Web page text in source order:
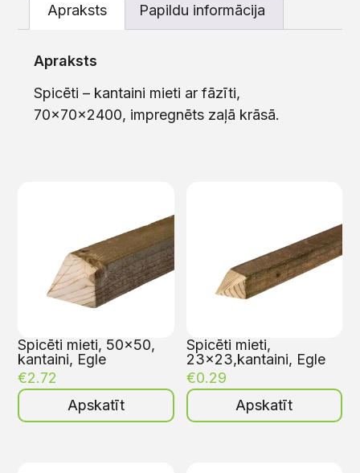
Apraksts Papildu informācija
Apraksts
Spicēti – kantaini mieti ar fāzīti,
70x70x2400, impregnēts zaļā krāsā.
Spicēti mieti, 50×50,
kantaini, Egle
€2.72
Apskatīt
Spicēti mieti,
23×23,kantaini, Egle
€0.29
Apskatīt